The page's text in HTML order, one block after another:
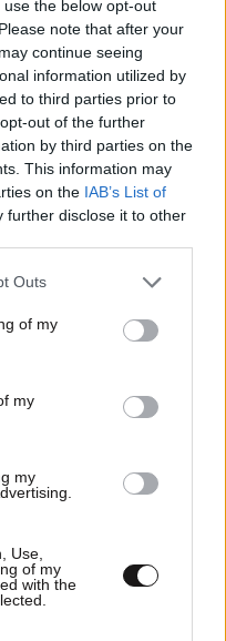
the below opt-out
note that after your
continue seeing
information utilized by
to third parties prior to
out of the further
by third parties on the
This information may
on the IAB’s List of
further disclose it to other
one or more Google
You may click to
its third-party tags to
in below Google
Outs
of my
my
my
Use,
of my
with the
και ο «μεγάλος»
του – Τι ορίζει ο